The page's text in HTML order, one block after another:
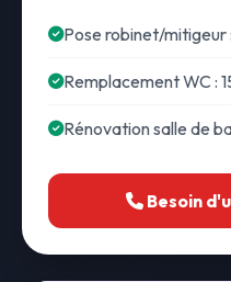
Pose robinet/
Remplacement WC :
Rénovation salle de
Besoin